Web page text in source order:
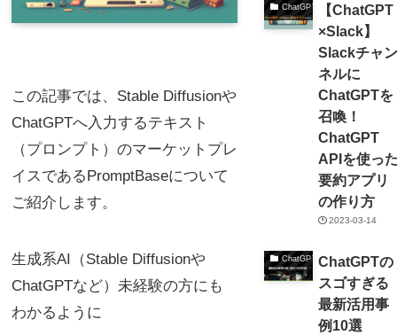
この記事では、Stable Diffusionや
ChatGPTへ入力するテキスト
（プロンプト）のマーケットプレ
イスであるPromptBaseについて
ご紹介します。
生成系AI（Stable Diffusionや
ChatGPTなど）未経験の方にも
わかるように
ChatGPT
【ChatGPT
×Slack】
Slackチャン
ネルに
ChatGPTを
召喚！
ChatGPT
APIを使っ
要約アプリ
の作り方
2023-03-14
ChatGPT
ChatGPTの
スゴすぎる
最新活用事
例10選